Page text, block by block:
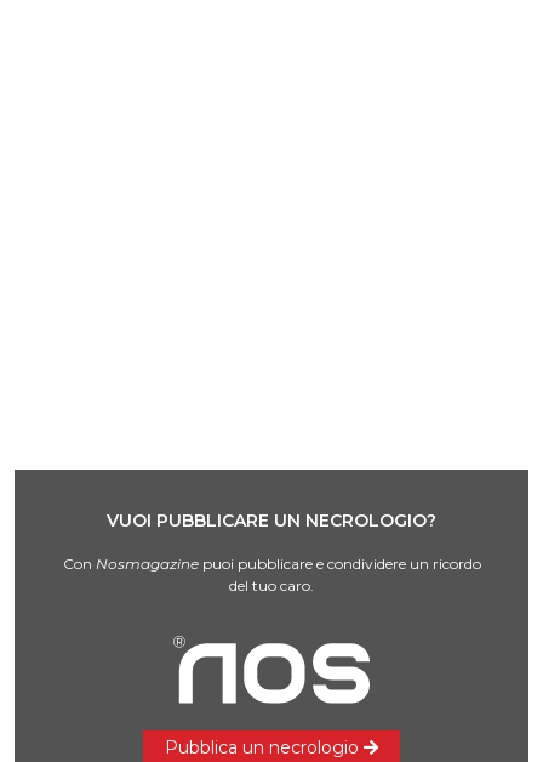
VUOI PUBBLICARE UN NECROLOGIO?
Con Nosmagazinepuoi pubblicare e condividere un ricordo
del tuo caro.
Pubblica un necrologio